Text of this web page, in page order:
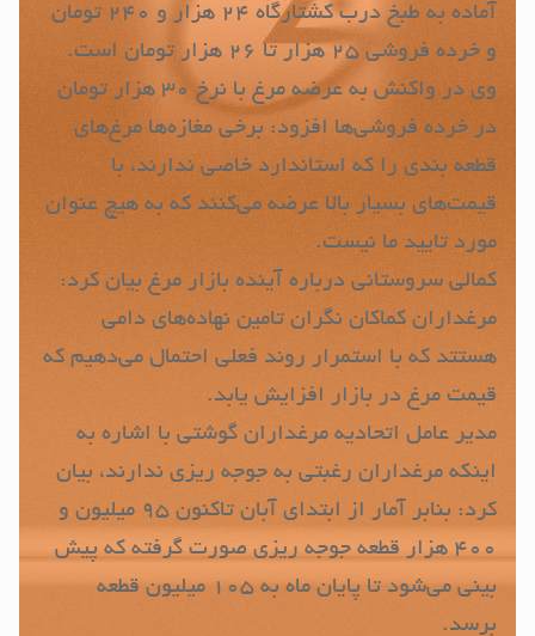
آماده به طبخ درب کشتارگاه ۲۴ هزار و ۲۴۰ تومان
و خرده فروشی ۲۵ هزار تا ۲۶ هزار تومان است.
وی در واکنش به عرضه مرغ با نرخ ۳۰ هزار تومان
در خرده فروشی‌ها افزود: برخی مغازه‌ها مرغ‌های
قطعه بندی را که استاندارد خاصی ندارند، با
قیمت‌های بسیار بالا عرضه می‌کنند که به هیچ عنوان
مورد تایید ما نیست.
کمالی سروستانی درباره آینده بازار مرغ بیان کرد:
مرغداران کماکان نگران تامین نهاده‌های دامی
هستتد که با استمرار روند فعلی احتمال می‌دهیم که
قیمت مرغ در بازار افزایش یابد.
مدیر عامل اتحادیه مرغداران گوشتی با اشاره به
اینکه مرغداران رغبتی به جوجه ریزی ندارند، بیان
کرد: بنابر آمار از ابتدای آبان تاکنون ۹۵ میلیون و
۴۰۰ هزار قطعه جوجه ریزی صورت گرفته که پیش
بینی می‌شود تا پایان ماه به ۱۰۵ میلیون قطعه
برسد.